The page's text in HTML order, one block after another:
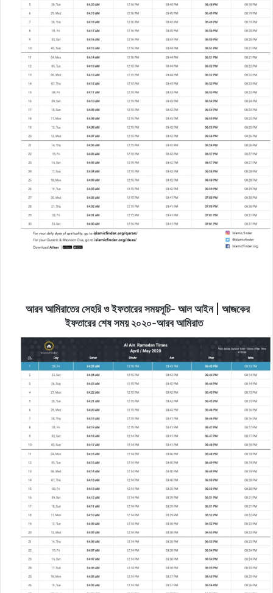
আরব আমিরাতের সেহরি ও ইফতারের সময়সূচি- আল আইন | আজকের
ইফতারের শেষ সময় ২০২০-আরব আমিরাত